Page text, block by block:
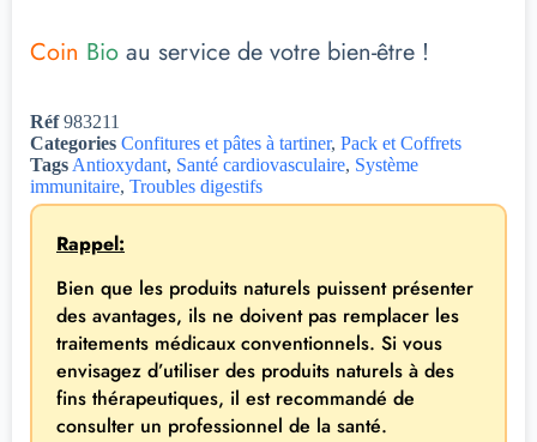
Coin Bio au service de votre bien-être !
Réf983211
Categories Confitures et pâtes à tartiner, Pack et Coffrets
Tags Antioxydant, Santé cardiovasculaire, Système
immunitaire, Troubles digestifs
Rappel:
Bien que les produits naturels puissent présenter
des avantages, ils ne doivent pas remplacer les
traitements médicaux conventionnels. Si vous
envisagez d’utiliser des produits naturels à des
fins thérapeutiques, il est recommandé de
consulter un professionnel de la santé.